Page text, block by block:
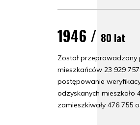
1946 / 80 lat
Został przeprowadzony
mieszkańców 23 929
postępowanie
odzyskanych mieszkało
zamieszkiwały 476 755